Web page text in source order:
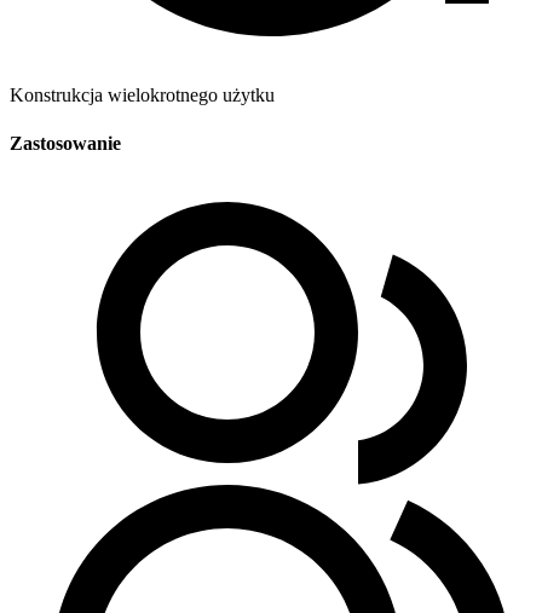
Konstrukcja wielokrotnego użytku
Zastosowanie